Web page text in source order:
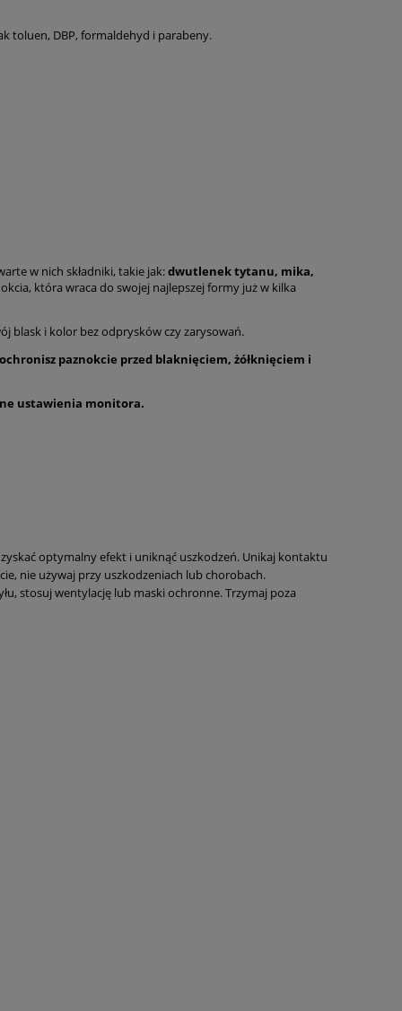
toluen, DBP, formaldehyd i parabeny.
w nich składniki, takie jak:dwutlenek tytanu, mika,
która wraca do swojej najlepszej formy już w kilka
blask i kolor bez odprysków czy zarysowań.
ochronisz paznokcie przed blaknięciem, żółknięciem i
ustawienia monitora.
optymalny efekt i uniknąć uszkodzeń. Unikaj kontaktu
nie używaj przy uszkodzeniach lub chorobach.
stosuj wentylację lub maski ochronne. Trzymaj poza